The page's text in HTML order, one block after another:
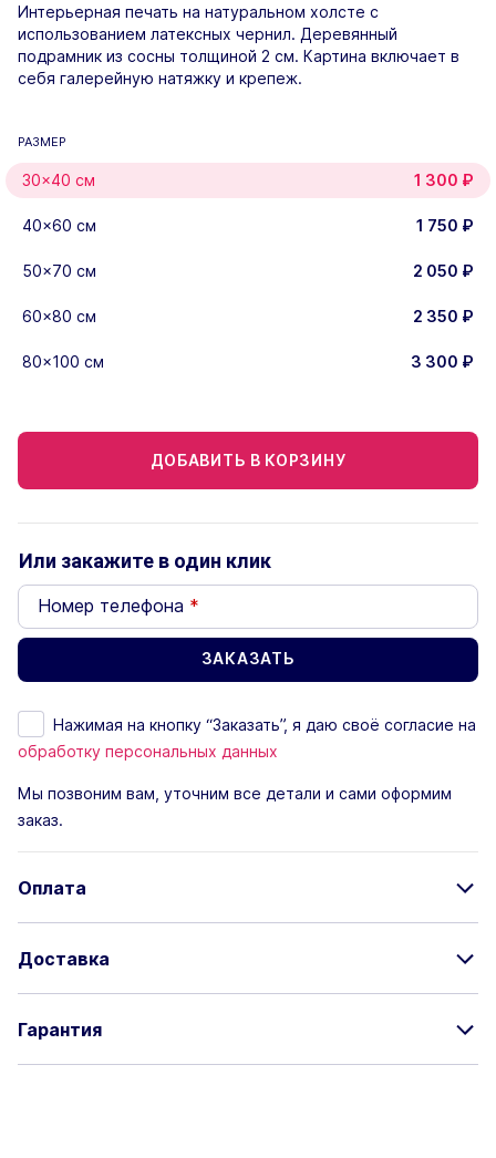
Интерьерная печать на натуральном холсте с
использованием латексных чернил. Деревянный
подрамник из сосны толщиной 2 см. Картина включает в
себя галерейную натяжку и крепеж.
РАЗМЕР
30×40 см 1 300 ₽
40×60 см 1 750 ₽
50×70 см 2 050 ₽
60×80 см 2 350 ₽
80×100 см 3 300 ₽
ДОБАВИТЬ В КОРЗИНУ
Или закажите в один клик
Номер телефона *
Нажимая на кнопку “Заказать”, я даю своё согласие на
обработку персональных данных
Мы позвоним вам, уточним все детали и сами оформим
заказ.
Оплата
Доставка
Гарантия